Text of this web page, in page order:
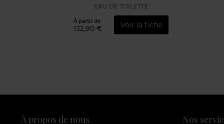
EAU DE TOILETTE
À partir de
132,90 € Voir la fiche
À propos de nous Nos